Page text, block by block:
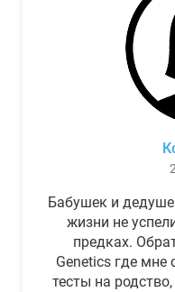
Бабушек и
жизни не
предках.
Genetics где мне
тесты на